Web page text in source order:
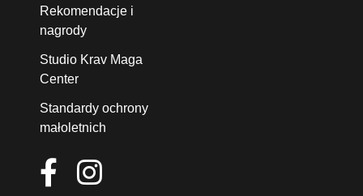
Rekomendacje i
nagrody
Studio Krav Maga
Center
Standardy ochrony
małoletnich